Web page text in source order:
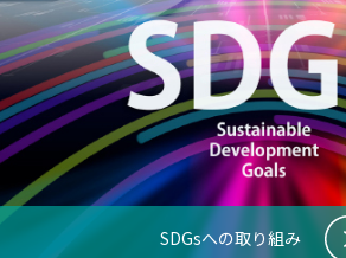
SDGsへの取り組み